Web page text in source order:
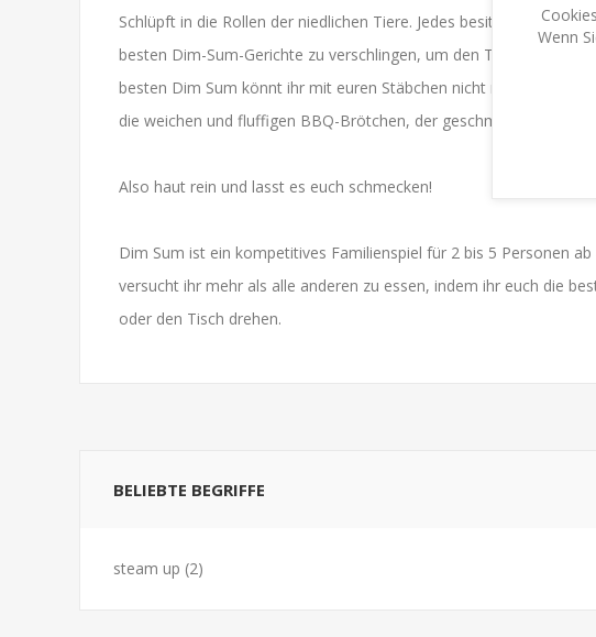
Schlüpft in die Rollen der niedlichen Tiere. Jedes besitzt
besten Dim-Sum-Gerichte zu verschlingen, um den Tisch mit
besten Dim Sum könnt ihr mit euren Stäbchen nicht mehr
die weichen und fluffigen BBQ-Brötchen, der geschmackvolle, in
Also haut rein und lasst es euch schmecken!
Dim Sum ist ein kompetitives Familienspiel für 2 bis 5 Personen
versucht ihr mehr als alle anderen zu essen, indem ihr euch die
oder den Tisch drehen.
BELIEBTE BEGRIFFE
steam up (2)
Wenn